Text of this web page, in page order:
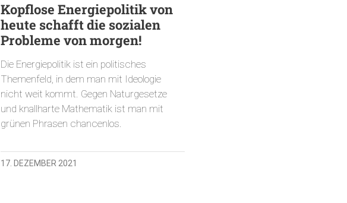
Kopflose Energiepolitik von
heute schafft die sozialen
Probleme von morgen!
Die Energiepolitik ist ein politisches
Themenfeld, in dem man mit Ideologie
nicht weit kommt. Gegen Naturgesetze
und knallharte Mathematik ist man mit
grünen Phrasen chancenlos.
17. DEZEMBER 2021